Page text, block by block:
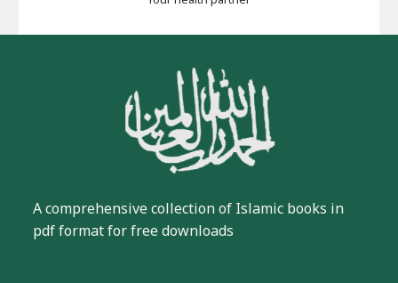
A comprehensive collection of Islamic books in
pdf format for free downloads